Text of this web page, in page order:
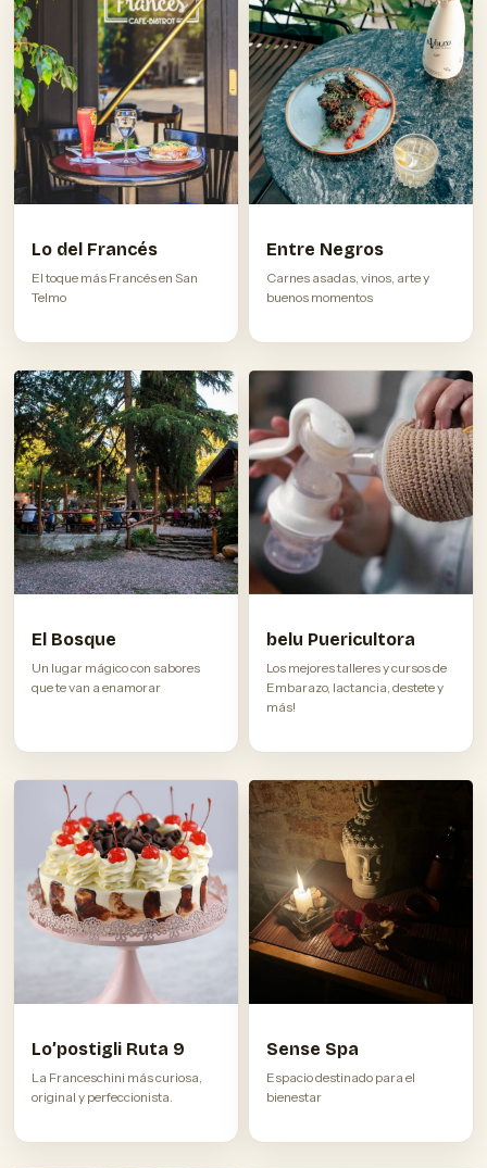
Lo del Francés
El toque más Francés en San
Telmo
Entre Negros
Carnes asadas, vinos, arte y
buenos momentos
El Bosque
Un lugar mágico con sabores
que te van a enamorar
belu Puericultora
Los mejores talleres y cursos de
Embarazo, lactancia, destete y
más!
Lo’postigli Ruta 9
La Franceschini más curiosa,
original y perfeccionista.
Sense Spa
Espacio destinado para el
bienestar